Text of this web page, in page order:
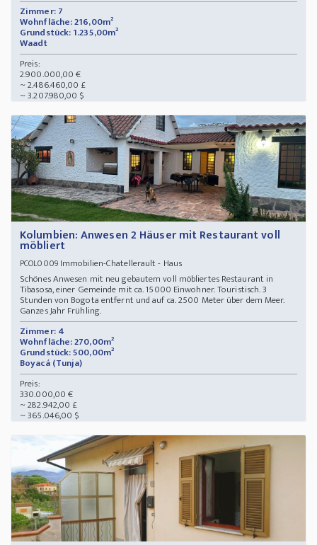
Zimmer: 7
Wohnfläche: 216,00m²
Grundstück: 1.235,00m²
Waadt
Preis:
2.900.000,00 €
~ 2.486.460,00 £
~ 3.207.980,00 $
Kolumbien: Anwesen 2 Häuser mit Restaurant voll
möbliert
PCOL0009Immobilien-Chatellerault - Haus
Schönes Anwesen mit neu gebautem voll möbliertes Restaurant in
Tibasosa, einer Gemeinde mit ca. 15000 Einwohner. Touristisch. 3
Stunden von Bogota entfernt und auf ca. 2500 Meter über dem Meer.
Ganzes Jahr Frühling.
Zimmer: 4
Wohnfläche: 270,00m²
Grundstück: 500,00m²
Boyacá (Tunja)
Preis:
330.000,00 €
~ 282.942,00 £
~ 365.046,00 $